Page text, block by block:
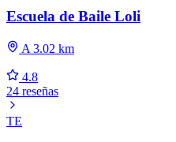
Escuela de Baile Loli
A 3.02 km
4.8
24 reseñas
TE